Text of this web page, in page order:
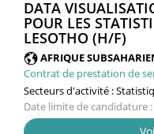
DATA
POUR LES
LESOTHO (H/F)
AFRIQUE
Contrat de prestation de
Secteurs d'activité :
Date limite de candidature